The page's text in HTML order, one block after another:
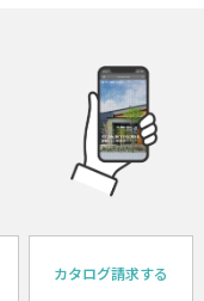
カタログ請求する